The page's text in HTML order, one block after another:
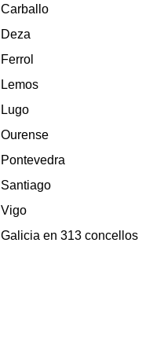
Carballo
Deza
Ferrol
Lemos
Lugo
Ourense
Pontevedra
Santiago
Vigo
Galicia en 313 concellos